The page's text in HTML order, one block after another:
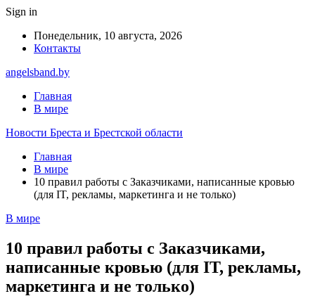
Sign in
Понедельник, 10 августа, 2026
Контакты
angelsband.by
Главная
В мире
Новости Бреста и Брестской области
Главная
В мире
10 правил работы с Заказчиками, написанные кровью
(для IT, рекламы, маркетинга и не только)
В мире
10 правил работы с Заказчиками,
написанные кровью (для IT, рекламы,
маркетинга и не только)